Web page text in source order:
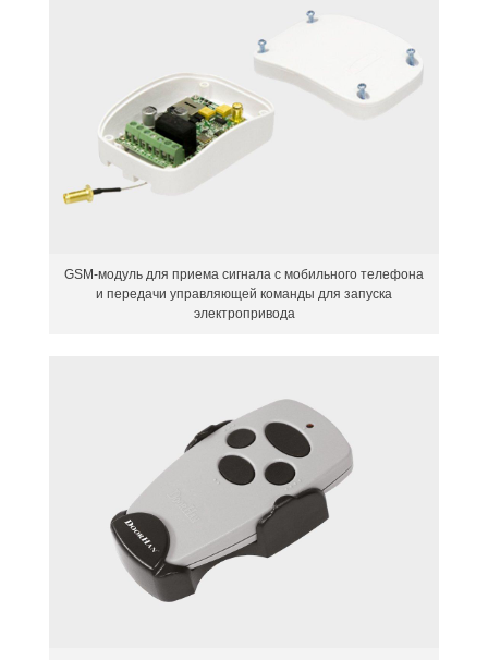
GSM-модуль для приема сигнала с мобильного телефона
и передачи управляющей команды для запуска
электропривода